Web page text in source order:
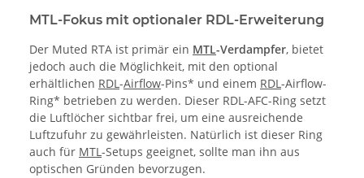
MTL-Fokus mit optionaler RDL-Erweiterung
Der Muted RTA ist primär ein MTL-Verdampfer, bietet
jedoch auch die Möglichkeit, mit den optional
erhältlichen RDL-Airflow-Pins* und einem RDL-Airflow-
Ring* betrieben zu werden. Dieser RDL-AFC-Ring setzt
die Luftlöcher sichtbar frei, um eine ausreichende
Luftzufuhr zu gewährleisten. Natürlich ist dieser Ring
auch für MTL-Setups geeignet, sollte man ihn aus
optischen Gründen bevorzugen.